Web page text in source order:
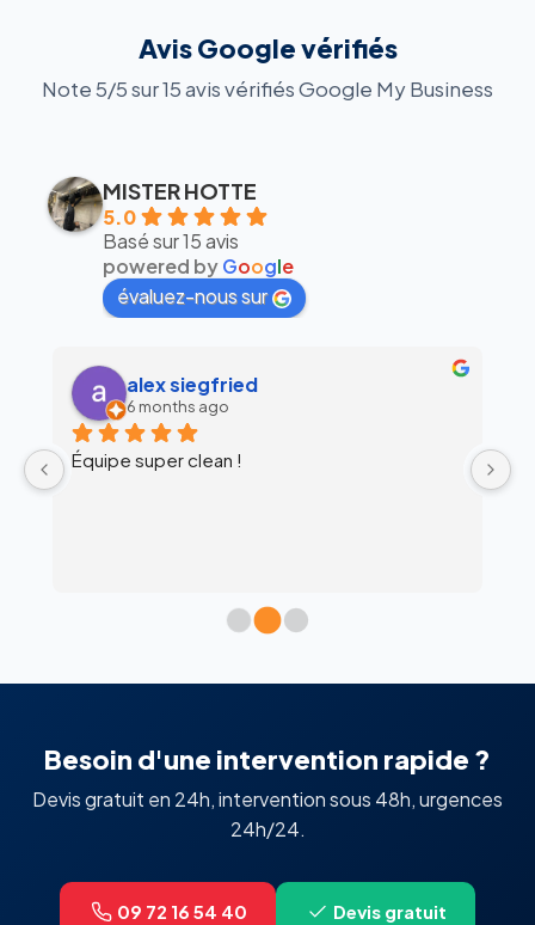
Avis Google vérifiés
Note 5/5 sur 15 avis vérifiés Google My Business
MISTER HOTTE
5.0
Basé sur 15 avis
powered byGoogle
évaluez-nous sur
alex siegfried
6 months ago
Équipe super clean !
Besoin d'une intervention rapide ?
Devis gratuit en 24h, intervention sous 48h, urgences
24h/24.
09 72 16 54 40 Devis gratuit